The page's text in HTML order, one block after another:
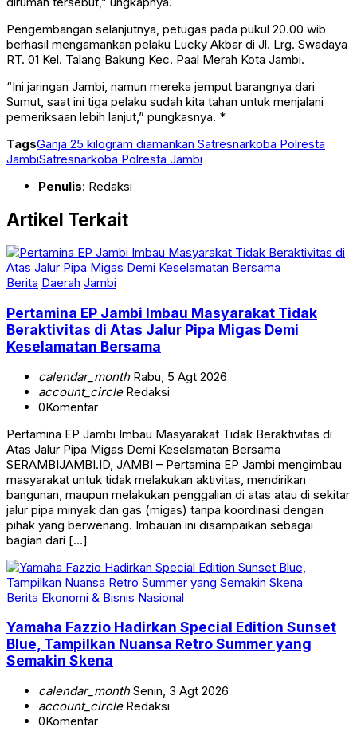
Pengembangan selanjutnya, petugas pada pukul 20.00 wib
berhasil mengamankan pelaku Lucky Akbar di Jl. Lrg. Swadaya
RT. 01 Kel. Talang Bakung Kec. Paal Merah Kota Jambi.
“Ini jaringan Jambi, namun mereka jemput barangnya dari
Sumut, saat ini tiga pelaku sudah kita tahan untuk menjalani
pemeriksaan lebih lanjut,” pungkasnya. *
TagsGanja 25 kilogram diamankan Satresnarkoba Polresta
JambiSatresnarkoba Polresta Jambi
Penulis: Redaksi
Artikel Terkait
Berita Daerah Jambi
Pertamina EP Jambi Imbau Masyarakat Tidak
Beraktivitas di Atas Jalur Pipa Migas Demi
Keselamatan Bersama
calendar_monthRabu, 5 Agt 2026
account_circleRedaksi
0Komentar
Pertamina EP Jambi Imbau Masyarakat Tidak Beraktivitas di
Atas Jalur Pipa Migas Demi Keselamatan Bersama
SERAMBIJAMBI.ID, JAMBI – Pertamina EP Jambi mengimbau
masyarakat untuk tidak melakukan aktivitas, mendirikan
bangunan, maupun melakukan penggalian di atas atau di sekitar
jalur pipa minyak dan gas (migas) tanpa koordinasi dengan
pihak yang berwenang. Imbauan ini disampaikan sebagai
bagian dari […]
Berita Ekonomi & Bisnis Nasional
Yamaha Fazzio Hadirkan Special Edition Sunset
Blue, Tampilkan Nuansa Retro Summer yang
Semakin Skena
calendar_monthSenin, 3 Agt 2026
account_circleRedaksi
0Komentar